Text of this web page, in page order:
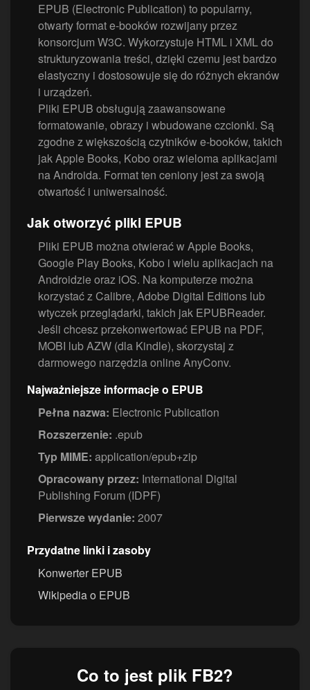
EPUB (Electronic Publication) to popularny,
otwarty format e-booków rozwijany przez
konsorcjum W3C. Wykorzystuje HTML i XML do
strukturyzowania treści, dzięki czemu jest bardzo
elastyczny i dostosowuje się do różnych ekranów
i urządzeń.
Pliki EPUB obsługują zaawansowane
formatowanie, obrazy i wbudowane czcionki. Są
zgodne z większością czytników e-booków, takich
jak Apple Books, Kobo oraz wieloma aplikacjami
na Androida. Format ten ceniony jest za swoją
otwartość i uniwersalność.
Jak otworzyć pliki EPUB
Pliki EPUB można otwierać w Apple Books,
Google Play Books, Kobo i wielu aplikacjach na
Androidzie oraz iOS. Na komputerze można
korzystać z Calibre, Adobe Digital Editions lub
wtyczek przeglądarki, takich jak EPUBReader.
Jeśli chcesz przekonwertować EPUB na PDF,
MOBI lub AZW (dla Kindle), skorzystaj z
darmowego narzędzia online AnyConv.
Najważniejsze informacje o EPUB
Pełna nazwa: Electronic Publication
Rozszerzenie: .epub
Typ MIME: application/epub+zip
Opracowany przez: International Digital
Publishing Forum (IDPF)
Pierwsze wydanie: 2007
Przydatne linki i zasoby
Konwerter EPUB
Wikipedia o EPUB
Co to jest plik FB2?